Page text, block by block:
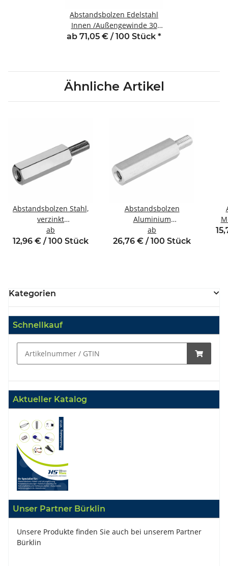
Abstandsbolzen Edelstahl
Innen /Außengewinde 30
mm M5 SW8 AG 8
ab 71,05 € / 100 Stück *
Ähnliche Artikel
Abstandsbolzen Stahl,
verzinkt
Innen/Außengewinde
M4 SW7
ab
12,96 € / 100 Stück
Abstandsbolzen
Aluminium
Innen/Außengewinde
M4 SW7
ab
26,76 € / 100 Stück
Kategorien
Schnellkauf
Aktueller Katalog
Unser Partner Bürklin
Unsere Produkte finden Sie auch bei unserem Partner
Bürklin